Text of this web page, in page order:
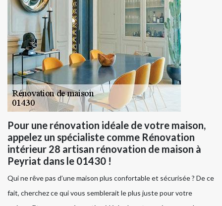
Pour une rénovation idéale de votre maison,
appelez un spécialiste comme Rénovation
intérieur 28 artisan rénovation de maison à
Peyriat dans le 01430 !
Qui ne rêve pas d’une maison plus confortable et sécurisée ? De ce
fait, cherchez ce qui vous semblerait le plus juste pour votre